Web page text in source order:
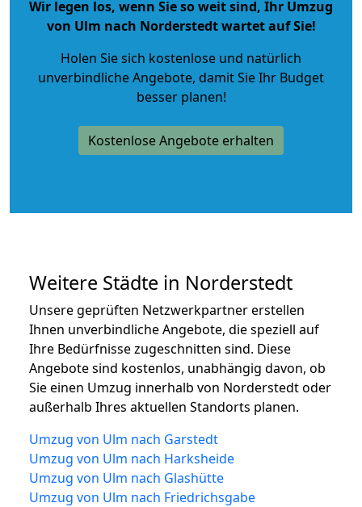
Wir legen los, wenn Sie so weit sind, Ihr Umzug
von Ulm nach Norderstedt wartet auf Sie!
Holen Sie sich kostenlose und natürlich
unverbindliche Angebote, damit Sie Ihr Budget
besser planen!
Kostenlose Angebote erhalten
Weitere Städte in Norderstedt
Unsere geprüften Netzwerkpartner erstellen
Ihnen unverbindliche Angebote, die speziell auf
Ihre Bedürfnisse zugeschnitten sind. Diese
Angebote sind kostenlos, unabhängig davon, ob
Sie einen Umzug innerhalb von Norderstedt oder
außerhalb Ihres aktuellen Standorts planen.
Umzug von Ulm nach Garstedt
Umzug von Ulm nach Harksheide
Umzug von Ulm nach Glashütte
Umzug von Ulm nach Friedrichsgabe